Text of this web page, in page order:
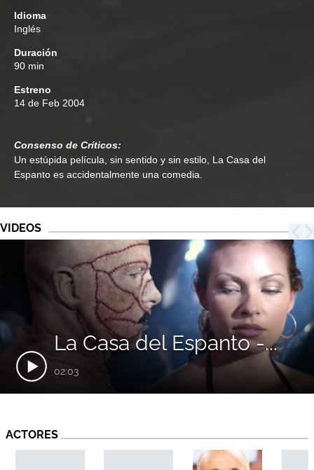
Idioma
Inglés
Duración
90 min
Estreno
14 de Feb 2004
Consenso de Críticos:
Un estúpida película, sin sentido y sin estilo, La Casa del
Espanto es accidentalmente una comedia.
VIDEOS
La Casa del Espanto -...
02:03
ACTORES